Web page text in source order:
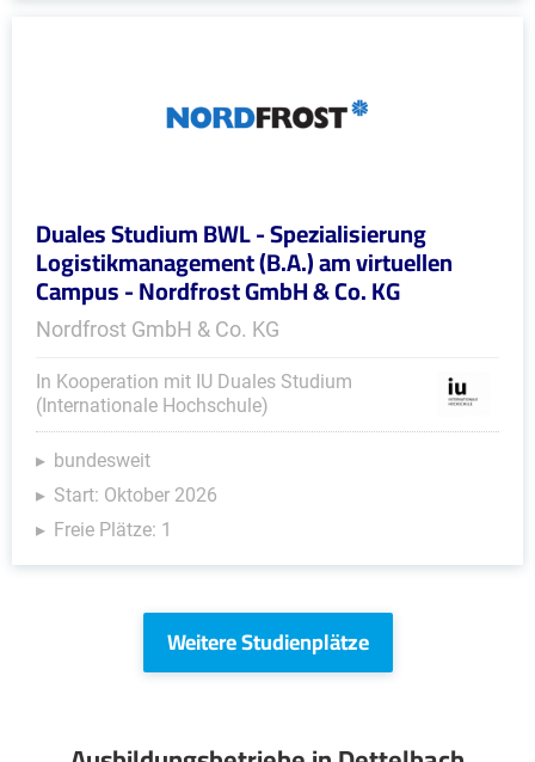
Duales Studium BWL - Spezialisierung
Logistikmanagement (B.A.) am virtuellen
Campus - Nordfrost GmbH & Co. KG
Nordfrost GmbH & Co. KG
In Kooperation mit IU Duales Studium
(Internationale Hochschule)
bundesweit
Start: Oktober 2026
Freie Plätze: 1
Weitere Studienplätze